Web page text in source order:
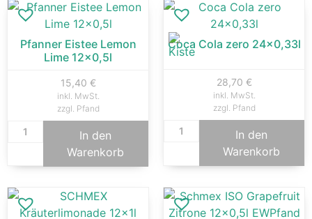
Pfanner Eistee Lemon
Lime 12×0,5l
15,40 €
inkl. MwSt.
zzgl. Pfand
In den
Warenkorb
Coca Cola zero 24×0,33l
28,70 €
inkl. MwSt.
zzgl. Pfand
In den
Warenkorb